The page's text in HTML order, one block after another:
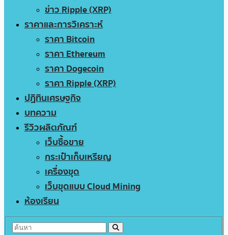
ข่าว Ripple (XRP)
ราคาและการวิเคราะห์
ราคา Bitcoin
ราคา Ethereum
ราคา Dogecoin
ราคา Ripple (XRP)
ปฏิทินเศรษฐกิจ
บทความ
รีวิวผลิตภัณฑ์
เว็บซื้อขาย
กระเป๋าเก็บเหรียญ
เครื่องขุด
เว็บขุดแบบ Cloud Mining
ห้องเรียน